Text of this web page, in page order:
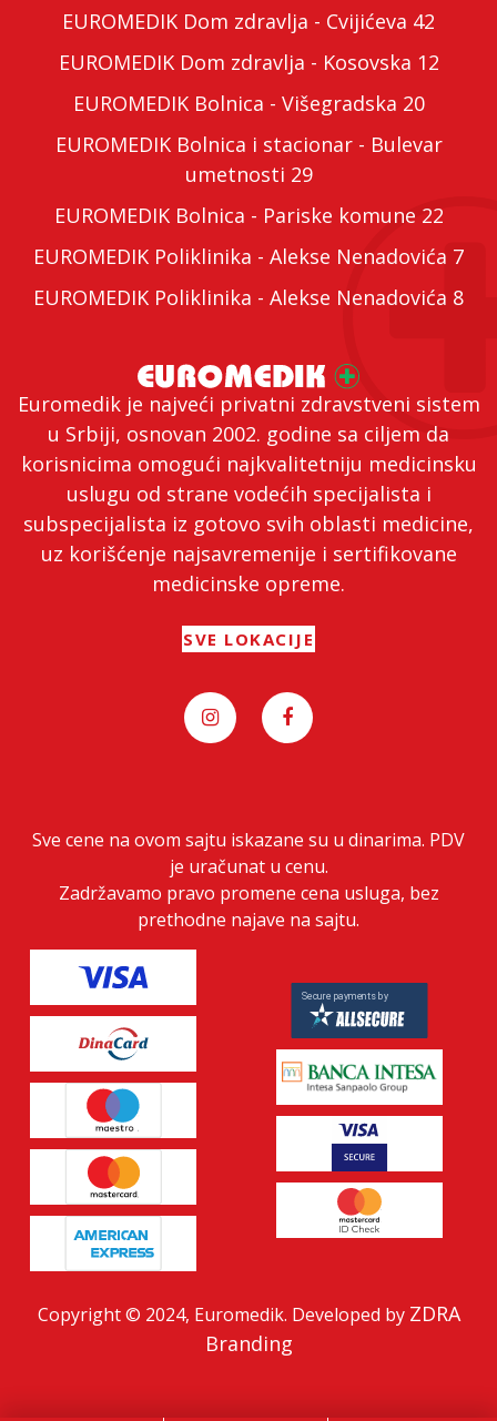
Euromedik je najveći privatni zdravstveni sistem
u Srbiji, osnovan 2002. godine sa ciljem da
korisnicima omogući najkvalitetniju medicinsku
uslugu od strane vodećih specijalista i
subspecijalista iz gotovo svih oblasti medicine,
uz korišćenje najsavremenije i sertifikovane
medicinske opreme.
SVE LOKACIJE
EUROMEDIK Dom zdravlja - Cvijićeva 42
EUROMEDIK Dom zdravlja - Kosovska 12
EUROMEDIK Bolnica - Višegradska 20
EUROMEDIK Bolnica i stacionar - Bulevar
umetnosti 29
EUROMEDIK Bolnica - Pariske komune 22
EUROMEDIK Poliklinika - Alekse Nenadovića 7
EUROMEDIK Poliklinika - Alekse Nenadovića 8
Sve cene na ovom sajtu iskazane su u dinarima. PDV
je uračunat u cenu.
Zadržavamo pravo promene cena usluga, bez
prethodne najave na sajtu.
Copyright © 2024, Euromedik. Developed by ZDRA
Branding